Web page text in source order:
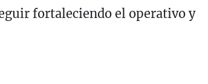
fortaleciendo el operativo y